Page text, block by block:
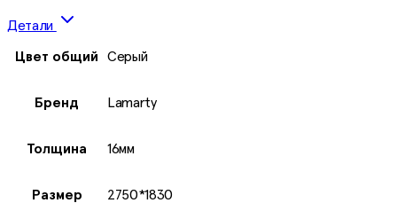
Детали
Цвет общий Серый
Бренд Lamarty
Толщина 16мм
Размер 2750*1830